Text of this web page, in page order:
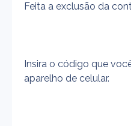
Feita a exclusão da
Insira o código que
aparelho de celular.